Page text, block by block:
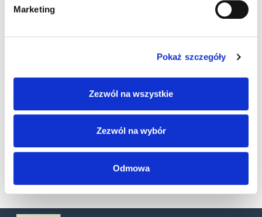
Marketing
Pokaż szczegóły
Zezwól na wszystkie
Zezwól na wybór
Odmowa
SKU